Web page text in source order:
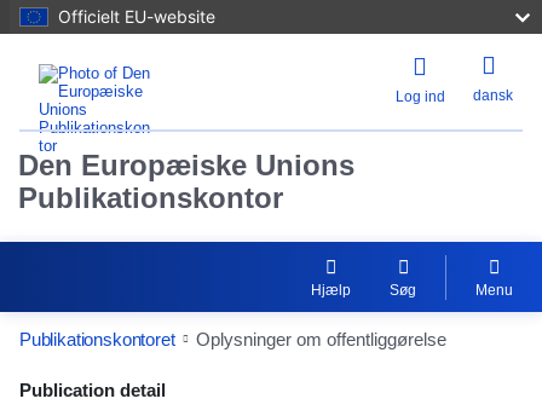
Officielt EU-website
Log ind dansk
Den Europæiske Unions
Publikationskontor
Hjælp Søg Menu
Publikationskontoret Oplysninger om offentliggørelse
Publication Detail Actions Portlet
Publication detail